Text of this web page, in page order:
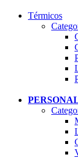
Térmicos